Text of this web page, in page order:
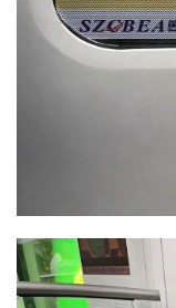
战
操
盘